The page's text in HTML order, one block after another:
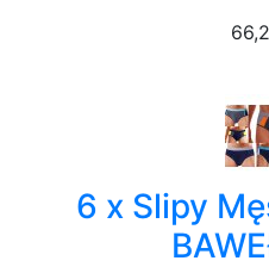
6 x Slipy